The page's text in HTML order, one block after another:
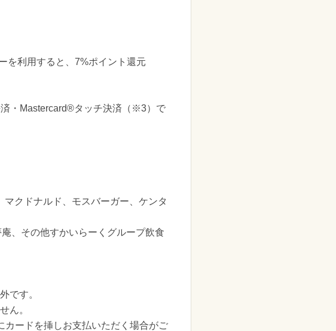
を利用すると、7%ポイント還元
・Mastercard®タッチ決済（※3）で
クドナルド、モスバーガー、ケンタ
、その他すかいらーくグループ飲食
です。
ん。
ードを挿しお支払いただく場合がご